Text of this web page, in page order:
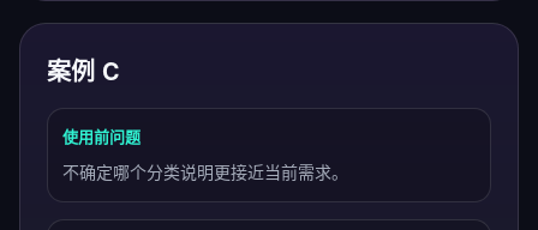
案例 C
使用前问题
不确定哪个分类说明更接近当前需求。